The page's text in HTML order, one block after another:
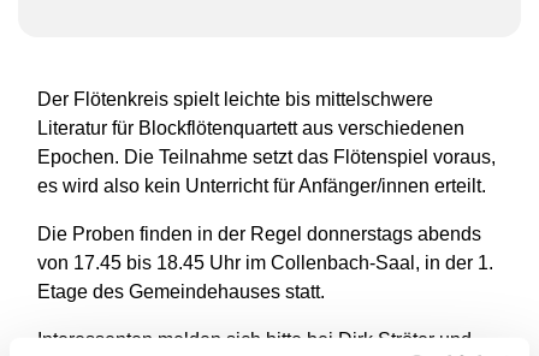
Der Flötenkreis spielt leichte bis mittelschwere
Literatur für Blockflötenquartett aus verschiedenen
Epochen. Die Teilnahme setzt das Flötenspiel voraus,
es wird also kein Unterricht für Anfänger/innen erteilt.
Die Proben finden in der Regel donnerstags abends
von 17.45 bis 18.45 Uhr im Collenbach-Saal, in der 1.
Etage des Gemeindehauses statt.
Interessenten melden sich bitte bei Dirk Ströter und